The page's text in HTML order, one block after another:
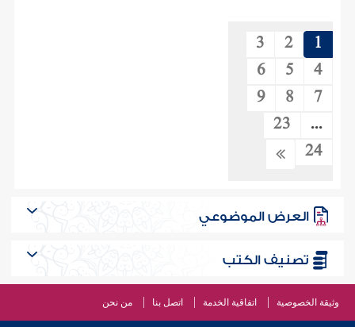
1
2
3
4
5
6
7
8
9
...
23
24
العرض الموضوعي
تصنيف الكتب
وثيقة الخصوصية اتفاقية الخدمة اتصل بنا من نحن